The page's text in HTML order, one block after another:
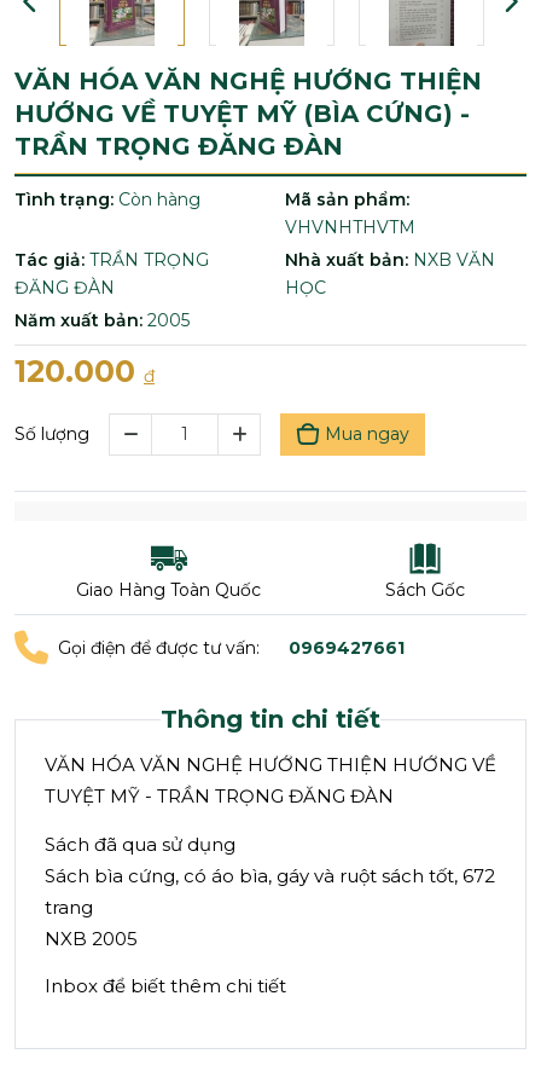
VĂN HÓA VĂN NGHỆ HƯỚNG THIỆN
HƯỚNG VỀ TUYỆT MỸ (BÌA CỨNG) -
TRẦN TRỌNG ĐĂNG ĐÀN
Tình trạng: Còn hàng
Mã sản phẩm:
VHVNHTHVTM
Tác giả: TRẦN TRỌNG
ĐĂNG ĐÀN
Nhà xuất bản: NXB VĂN
HỌC
Năm xuất bản: 2005
120.000 đ
Số lượng Mua ngay
Giao Hàng Toàn Quốc Sách Gốc
Gọi điện để được tư vấn: 0969427661
Thông tin chi tiết
VĂN HÓA VĂN NGHỆ HƯỚNG THIỆN HƯỚNG VỀ
TUYỆT MỸ - TRẦN TRỌNG ĐĂNG ĐÀN
Sách đã qua sử dụng
Sách bìa cứng, có áo bìa, gáy và ruột sách tốt, 672
trang
NXB 2005
Inbox để biết thêm chi tiết